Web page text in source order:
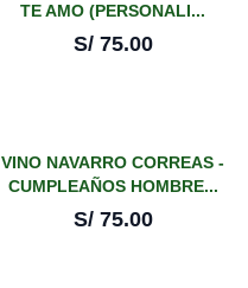
TE AMO (PERSONALI...
S/ 75.00
VINO NAVARRO CORREAS -
CUMPLEAÑOS HOMBRE...
S/ 75.00